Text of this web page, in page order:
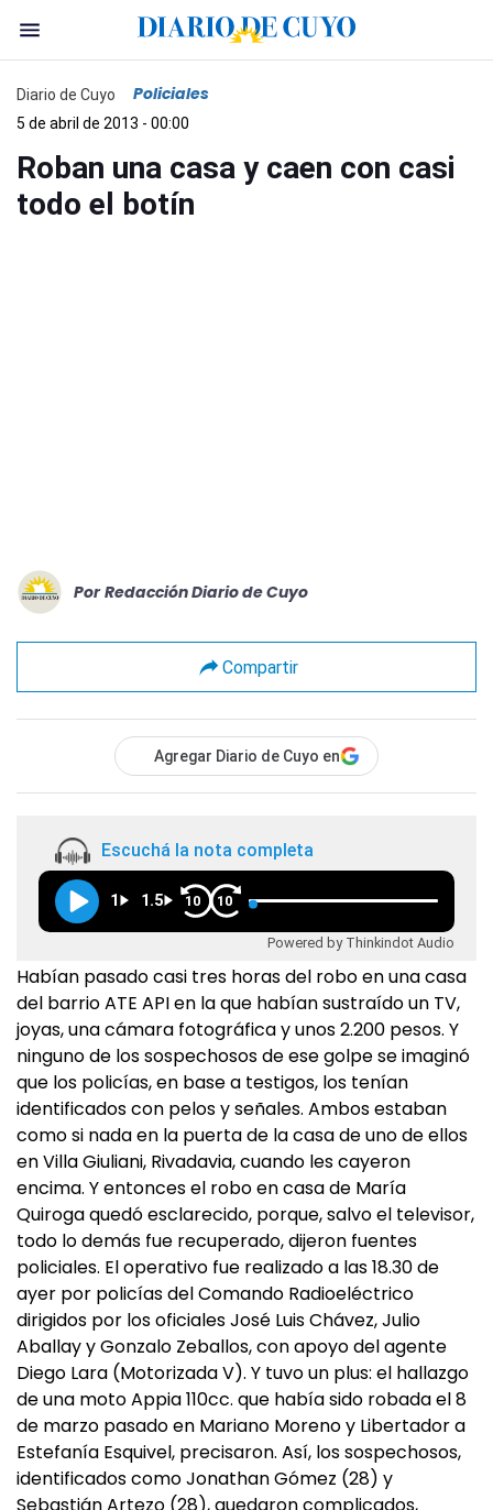
Diario de Cuyo Policiales
5 de abril de 2013 - 00:00
Roban una casa y caen con casi
todo el botín
Por Redacción Diario de Cuyo
Compartir
Agregar Diario de Cuyo en
Escuchá la nota completa
1 1.5 10 10
Powered by Thinkindot Audio
Habían pasado casi tres horas del robo en una casa
del barrio ATE API en la que habían sustraído un TV,
joyas, una cámara fotográfica y unos 2.200 pesos. Y
ninguno de los sospechosos de ese golpe se imaginó
que los policías, en base a testigos, los tenían
identificados con pelos y señales. Ambos estaban
como si nada en la puerta de la casa de uno de ellos
en Villa Giuliani, Rivadavia, cuando les cayeron
encima. Y entonces el robo en casa de María
Quiroga quedó esclarecido, porque, salvo el televisor,
todo lo demás fue recuperado, dijeron fuentes
policiales. El operativo fue realizado a las 18.30 de
ayer por policías del Comando Radioeléctrico
dirigidos por los oficiales José Luis Chávez, Julio
Aballay y Gonzalo Zeballos, con apoyo del agente
Diego Lara (Motorizada V). Y tuvo un plus: el hallazgo
de una moto Appia 110cc. que había sido robada el 8
de marzo pasado en Mariano Moreno y Libertador a
Estefanía Esquivel, precisaron. Así, los sospechosos,
identificados como Jonathan Gómez (28) y